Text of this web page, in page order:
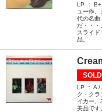
LP ：
ュー作
代の名曲
だ・・・
スライド
品。
LP ： A /
ク・ク
イカー
美品です